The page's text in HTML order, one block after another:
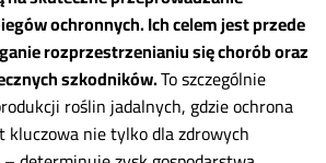
ochronnych. Ich celem jest przede
rozprzestrzenianiu się chorób oraz
szkodników.To szczególnie
roślin jadalnych, gdzie ochrona
kluczowa nie tylko dla zdrowych